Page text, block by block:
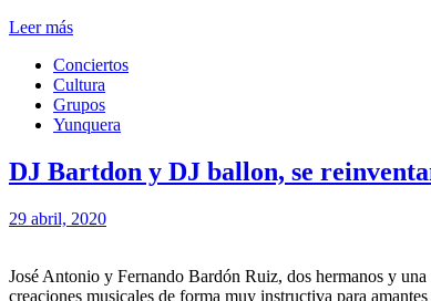
Leer más
Conciertos
Cultura
Grupos
Yunquera
DJ Bartdon y DJ ballon, se
29 abril, 2020
José Antonio y Fernando Bardón Ruiz, dos hermanos y
creaciones musicales de forma muy instructiva para